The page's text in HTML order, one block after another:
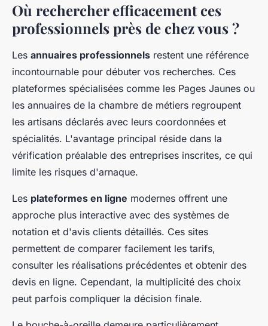
Où rechercher efficacement ces
professionnels près de chez vous ?
Les annuaires professionnels restent une référence
incontournable pour débuter vos recherches. Ces
plateformes spécialisées comme les Pages Jaunes ou
les annuaires de la chambre de métiers regroupent
les artisans déclarés avec leurs coordonnées et
spécialités. L'avantage principal réside dans la
vérification préalable des entreprises inscrites, ce qui
limite les risques d'arnaque.
Les plateformes en ligne modernes offrent une
approche plus interactive avec des systèmes de
notation et d'avis clients détaillés. Ces sites
permettent de comparer facilement les tarifs,
consulter les réalisations précédentes et obtenir des
devis en ligne. Cependant, la multiplicité des choix
peut parfois compliquer la décision finale.